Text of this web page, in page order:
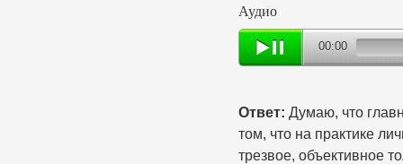
Аудио
00:00
Ответ: Думаю, что
том, что на практике
трезвое, объективное